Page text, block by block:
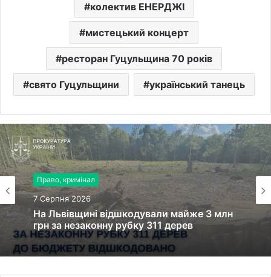
колектив ЕНЕРДЖІ
мистецький концерт
ресторан Гуцульщина 70 років
свято Гуцульщини український танець
Право, кримінал
7 Серпня 2026
На Львівщині відшкодували майже 3 млн
грн за незаконну рубку 311 дерев